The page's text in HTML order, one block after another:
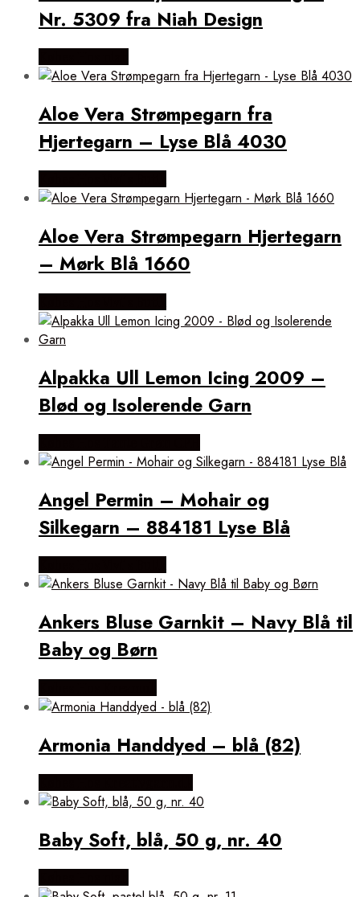
Nr. 5309 fra Niah Design
Aloe Vera Strømpegarn fra
Hjertegarn – Lyse Blå 4030
Aloe Vera Strømpegarn Hjertegarn
– Mørk Blå 1660
Alpakka Ull Lemon Icing 2009 –
Blød og Isolerende Garn
Angel Permin – Mohair og
Silkegarn – 884181 Lyse Blå
Ankers Bluse Garnkit – Navy Blå til
Baby og Børn
Armonia Handdyed – blå (82)
Baby Soft, blå, 50 g, nr. 40